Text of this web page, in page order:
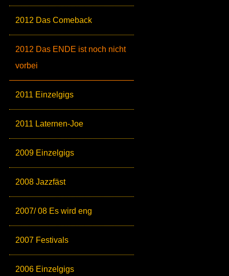
2012 Das Comeback
2012 Das ENDE ist noch nicht
vorbei
2011 Einzelgigs
2011 Laternen-Joe
2009 Einzelgigs
2008 Jazzfäst
2007/ 08 Es wird eng
2007 Festivals
2006 Einzelgigs